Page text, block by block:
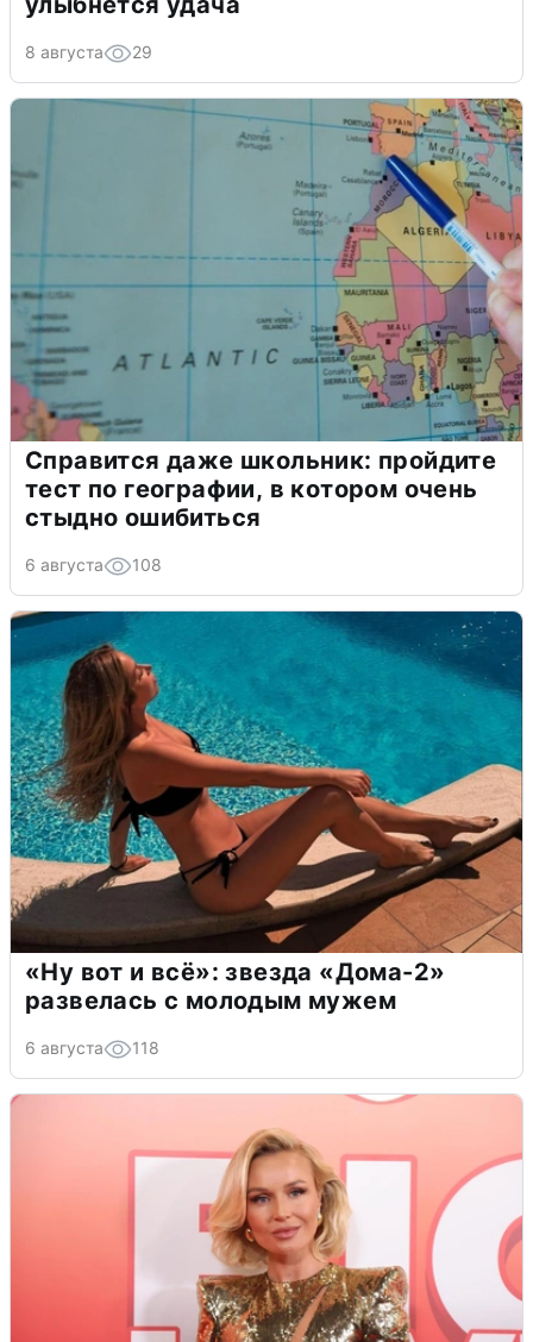
8 августа 29
Справится даже школьник: пройдите
тест по географии, в котором очень
стыдно ошибиться
6 августа 108
«Ну вот и всё»: звезда «Дома-2»
развелась с молодым мужем
6 августа 118